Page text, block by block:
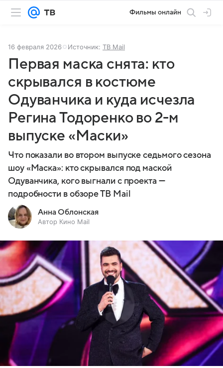
Фильмы онлайн
16 февраля 2026 Источник: ТВ Mail
Первая маска снята: кто
скрывался в костюме
Одуванчика и куда исчезла
Регина Тодоренко во 2-м
выпуске «Маски»
Что показали во втором выпуске седьмого сезона
шоу «Маска»: кто скрывался под маской
Одуванчика, кого выгнали с проекта —
подробности в обзоре ТВ Mail
Анна Облонская
Автор Кино Mail